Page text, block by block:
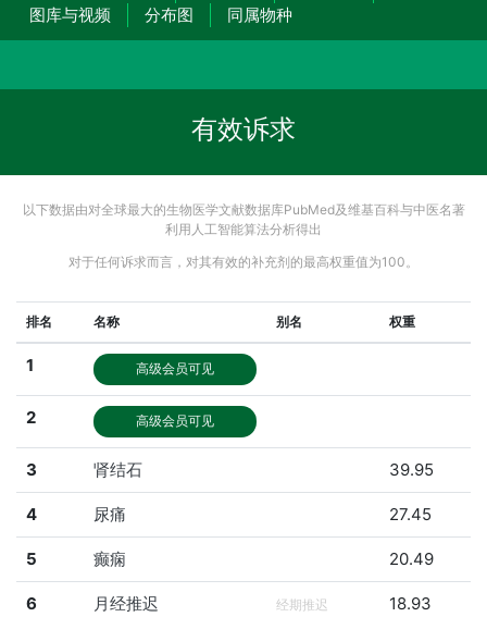
图库与视频
分布图 同属物种
有效诉求
以下数据由对全球最大的生物医学文献数据库PubMed及维基百科与中医名著
利用人工智能算法分析得出
对于任何诉求而言，对其有效的补充剂的最高权重值为100。
排名 名称 别名 权重
1 高级会员可见
2 高级会员可见
3 肾结石 39.95
4 尿痛 27.45
5 癫痫 20.49
6 月经推迟 经期推迟 18.93